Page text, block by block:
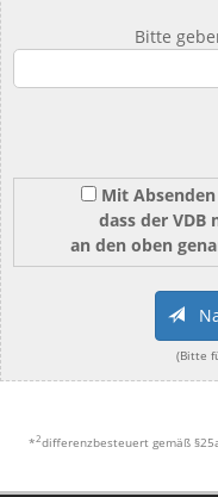
Bitte
Mit
dass der
an den oben
(Bitte
*2differenzbesteuert gemäß